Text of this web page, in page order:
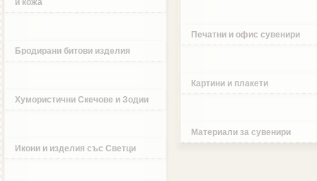
и кожа
Бродирани битови изделия
Хумористични Скечове и Зодии
Икони и изделия със Светци
Печатни и офис сувенири
Картини и плакети
Материали за сувенири